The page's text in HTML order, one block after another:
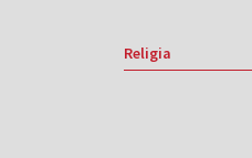
Religia